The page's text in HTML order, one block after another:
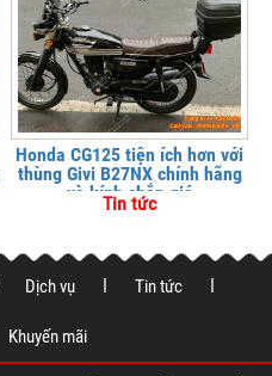
Honda CG125 tiện ích hơn với
thùng Givi B27NX chính hãng
và kính chắn gió
Tin tức
Dịch vụ Tin tức
Khuyến mãi